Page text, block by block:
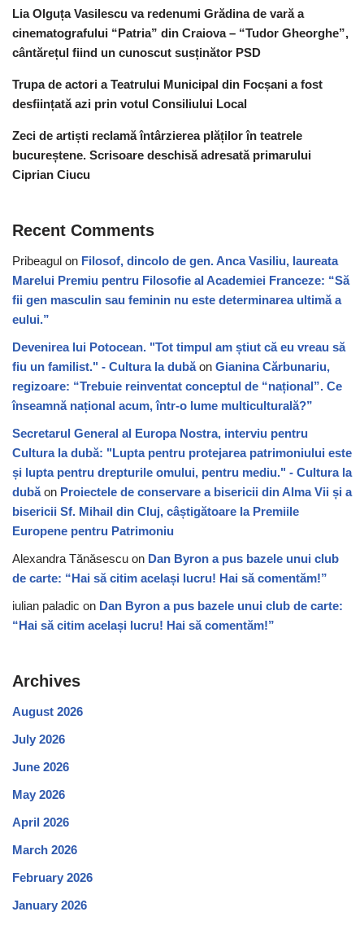
Lia Olguța Vasilescu va redenumi Grădina de vară a
cinematografului “Patria” din Craiova – “Tudor Gheorghe”,
cântărețul fiind un cunoscut susținător PSD
Trupa de actori a Teatrului Municipal din Focșani a fost
desființată azi prin votul Consiliului Local
Zeci de artiști reclamă întârzierea plăților în teatrele
bucureștene. Scrisoare deschisă adresată primarului
Ciprian Ciucu
Recent Comments
Pribeagul on Filosof, dincolo de gen. Anca Vasiliu, laureata
Marelui Premiu pentru Filosofie al Academiei Franceze: “Să
fii gen masculin sau feminin nu este determinarea ultimă a
eului.”
Devenirea lui Potocean. "Tot timpul am știut că eu vreau să
fiu un familist." - Cultura la dubăon Gianina Cărbunariu,
regizoare: “Trebuie reinventat conceptul de “național”. Ce
înseamnă național acum, într-o lume multiculturală?”
Secretarul General al Europa Nostra, interviu pentru
Cultura la dubă: "Lupta pentru protejarea patrimoniului este
și lupta pentru drepturile omului, pentru mediu." - Cultura la
dubăon Proiectele de conservare a bisericii din Alma Vii și a
bisericii Sf. Mihail din Cluj, câștigătoare la Premiile
Europene pentru Patrimoniu
Alexandra Tănăsescu on Dan Byron a pus bazele unui club
de carte: “Hai să citim același lucru! Hai să comentăm!”
iulian paladic on Dan Byron a pus bazele unui club de carte:
“Hai să citim același lucru! Hai să comentăm!”
Archives
August 2026
July 2026
June 2026
May 2026
April 2026
March 2026
February 2026
January 2026